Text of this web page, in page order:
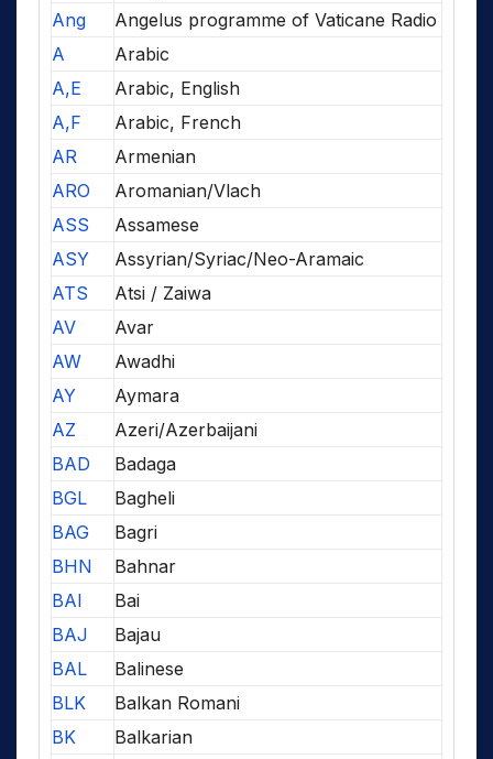
Ang
Angelus programme of Vaticane Radio
A
Arabic
A,E
Arabic, English
A,F
Arabic, French
AR
Armenian
ARO
Aromanian/Vlach
ASS
Assamese
ASY
Assyrian/Syriac/Neo-Aramaic
ATS
Atsi / Zaiwa
AV
Avar
AW
Awadhi
AY
Aymara
AZ
Azeri/Azerbaijani
BAD
Badaga
BGL
Bagheli
BAG
Bagri
BHN
Bahnar
BAI
Bai
BAJ
Bajau
BAL
Balinese
BLK
Balkan Romani
BK
Balkarian